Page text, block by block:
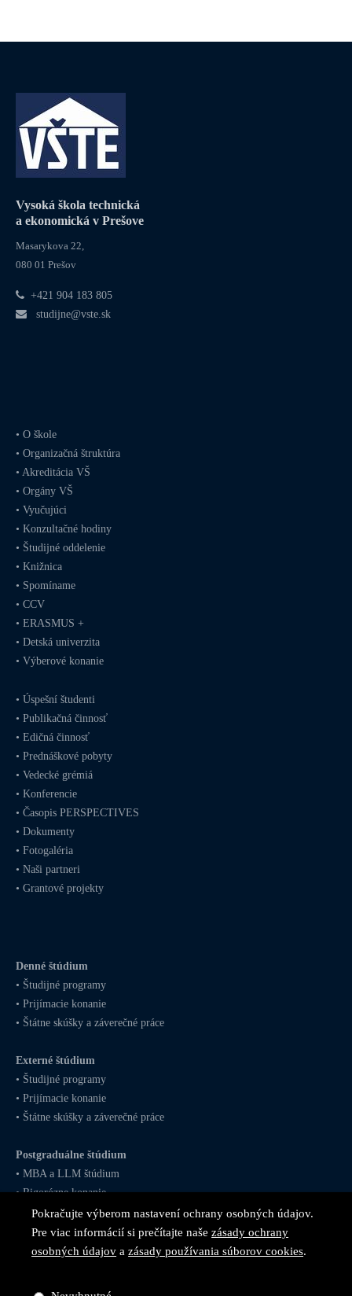
Vysoká škola technická
a ekonomická v Prešove
Masarykova 22,
080 01 Prešov
+421 904 183 805
studijne@vste.sk
•O škole
•Organizačná štruktúra
•Akreditácia VŠ
•Orgány VŠ
• Vyučujúci
• Konzultačné hodiny
• Študijné oddelenie
• Knižnica
• Spomíname
•CCV
•ERASMUS +
•Detská univerzita
•Výberové konanie
•Úspešní študenti
•Publikačná činnosť
•Edičná činnosť
•Prednáškové pobyty
•Vedecké grémiá
•Konferencie
• Časopis PERSPECTIVES
•Dokumenty
•Fotogaléria
•Naši partneri
•Grantové projekty
Denné štúdium
• Študijné programy
•Prijímacie konanie
• Štátne skúšky a záverečné práce
Externé štúdium
• Študijné programy
•Prijímacie konanie
• Štátne skúšky a záverečné práce
Postgraduálne štúdium
•MBAaLLM štúdium
•Rigorózne konanie
Pokračujte výberom nastavení ochrany osobných údajov.
Pre viac informácií si prečítajte našezásady ochrany
osobných údajov azásady používania súborov cookies.